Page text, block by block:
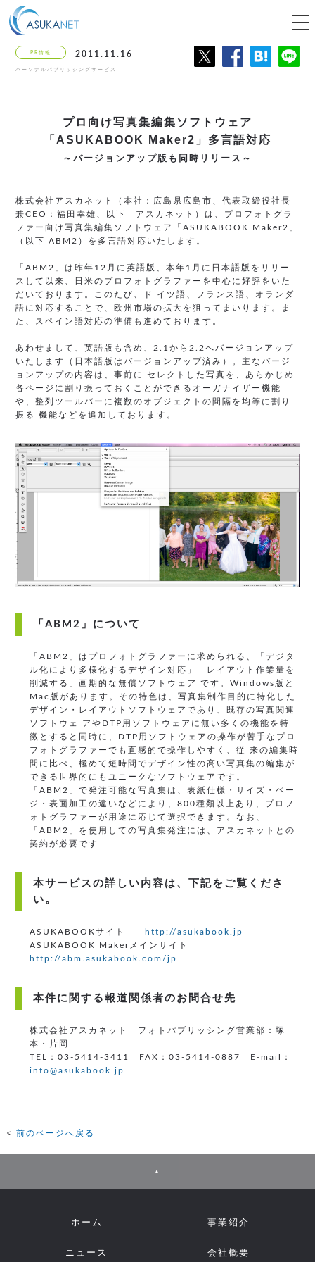
PR情報 2011.11.16
パーソナルパブリッシングサービス
プロ向け写真集編集ソフトウェア
「ASUKABOOK Maker2」多言語対応
～バージョンアップ版も同時リリース～
株式会社アスカネット（本社：広島県広島市、代表取締役社長
兼CEO：福田幸雄、以下 アスカネット）は、プロフォトグラ
ファー向け写真集編集ソフトウェア「ASUKABOOK Maker2」
（以下 ABM2）を多言語対応いたします。
「ABM2」は昨年12月に英語版、本年1月に日本語版をリリー
スして以来、日米のプロフォトグラファーを中心に好評をいた
だいております。このたび、ド イツ語、フランス語、オランダ
語に対応することで、欧州市場の拡大を狙ってまいります。ま
た、スペイン語対応の準備も進めております。
あわせまして、英語版も含め、2.1から2.2へバージョンアップ
いたします（日本語版はバージョンアップ済み）。主なバージ
ョンアップの内容は、事前に セレクトした写真を、あらかじめ
各ページに割り振っておくことができるオーガナイザー機能
や、整列ツールバーに複数のオブジェクトの間隔を均等に割り
振る 機能などを追加しております。
「ABM2」について
「ABM2」はプロフォトグラファーに求められる、「デジタ
ル化により多様化するデザイン対応」「レイアウト作業量を
削減する」画期的な無償ソフトウェア です。Windows版と
Mac版があります。その特色は、写真集制作目的に特化した
デザイン・レイアウトソフトウェアであり、既存の写真関連
ソフトウェ アやDTP用ソフトウェアに無い多くの機能を特
徴とすると同時に、DTP用ソフトウェアの操作が苦手なプロ
フォトグラファーでも直感的で操作しやすく、従 来の編集時
間に比べ、極めて短時間でデザイン性の高い写真集の編集が
できる世界的にもユニークなソフトウェアです。
「ABM2」で発注可能な写真集は、表紙仕様・サイズ・ペー
ジ・表面加工の違いなどにより、800種類以上あり、プロフ
ォトグラファーが用途に応じて選択できます。なお、
「ABM2」を使用しての写真集発注には、アスカネットとの
契約が必要です
本サービスの詳しい内容は、下記をご覧くださ
い。
ASUKABOOKサイト
http://asukabook.jp
ASUKABOOK Makerメインサイト
http://abm.asukabook.com/jp
本件に関する報道関係者のお問合せ先
株式会社アスカネット フォトパブリッシング営業部：塚
本・片岡
TEL：03-5414-3411 FAX：03-5414-0887 E-mail：
info@asukabook.jp
前のページへ戻る
▲
ホーム 事業紹介
ニュース 会社概要